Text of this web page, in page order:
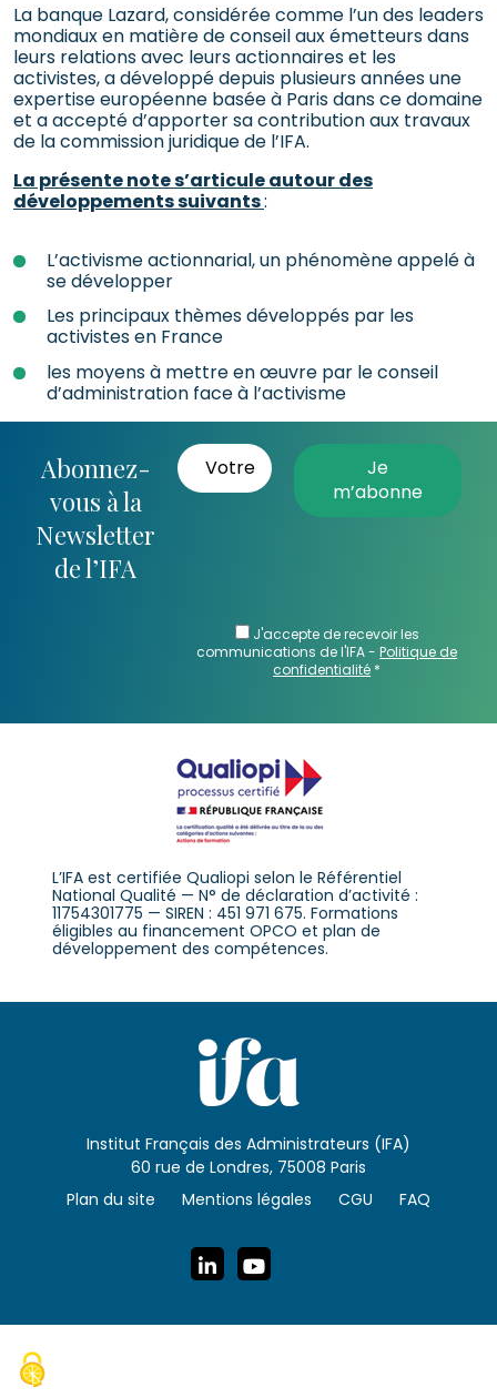
La banque Lazard, considérée comme l’un des leaders
mondiaux en matière de conseil aux émetteurs dans
leurs relations avec leurs actionnaires et les
activistes, a développé depuis plusieurs années une
expertise européenne basée à Paris dans ce domaine
et a accepté d’apporter sa contribution aux travaux
de la commission juridique de l’IFA.
La présente note s’articule autour des
développements suivants:
L’activisme actionnarial, un phénomène appelé à
se développer
Les principaux thèmes développés par les
activistes en France
les moyens à mettre en œuvre par le conseil
d’administration face à l’activisme
Abonnez-
vous à la
Newsletter
de l’IFA
J'accepte de recevoir les
communications de l'IFA -Politique de
confidentialité *
L’IFA est certifiée Qualiopi selon le Référentiel
National Qualité — N° de déclaration d’activité :
11754301775 — SIREN : 451 971 675. Formations
éligibles au financement OPCO et plan de
développement des compétences.
Institut Français des Administrateurs (IFA)
60 rue de Londres, 75008 Paris
Plan du site
Mentions légales CGU FAQ